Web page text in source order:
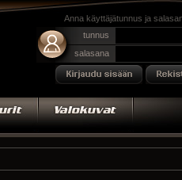
Anna käyttäjätunnus ja
tunnus
salasana